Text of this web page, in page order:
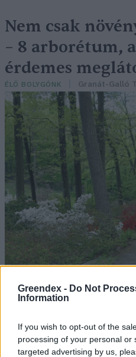
Greendex - Do Not
Information
If you wish to opt-out of the
processing of your personal or
targeted advertising by us,
Nem csak
– 8 arborétum,
érdemes
ÉLŐ BOLYGÓNK Granát-Galló